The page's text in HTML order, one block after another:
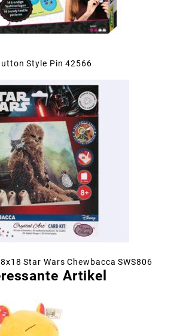
Style Pin 42566
Star Wars Chewbacca SWS806
Artikel